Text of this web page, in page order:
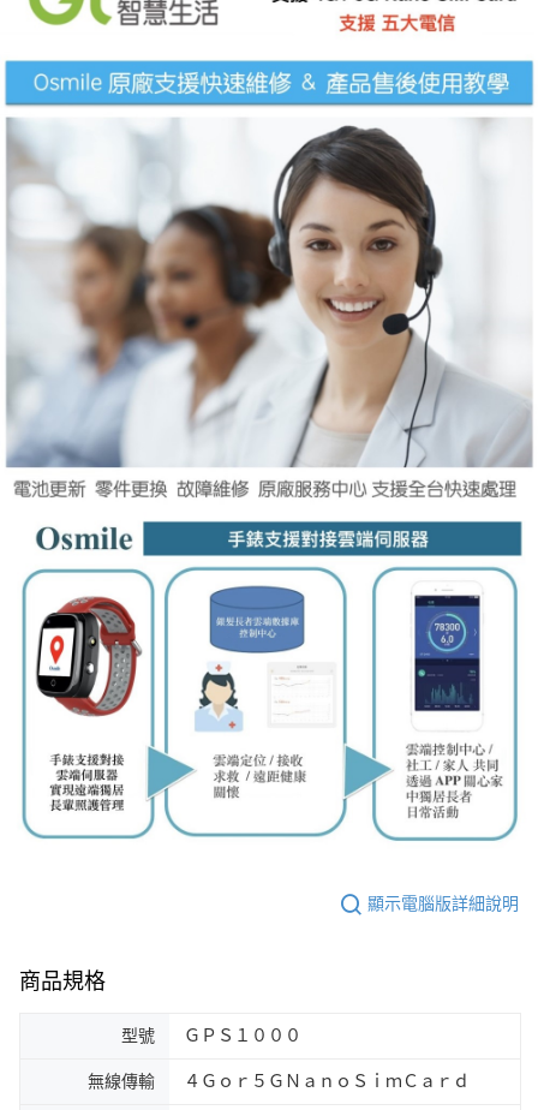
顯示電腦版詳細說明
商品規格
型號 ＧＰＳ１０００
無線傳輸 ４Ｇｏｒ５ＧＮａｎｏＳｉｍＣａｒｄ